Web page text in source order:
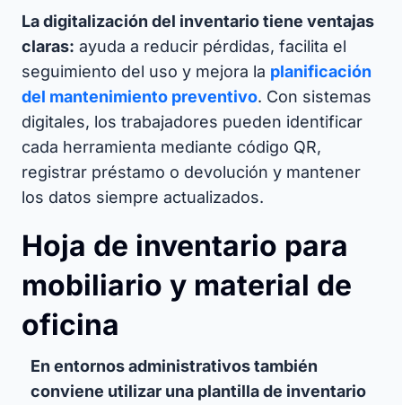
La digitalización del inventario tiene ventajas
claras: ayuda a reducir pérdidas, facilita el
seguimiento del uso y mejora la planificación
del mantenimiento preventivo. Con sistemas
digitales, los trabajadores pueden identificar
cada herramienta mediante código QR,
registrar préstamo o devolución y mantener
los datos siempre actualizados.
Hoja de inventario para
mobiliario y material de
oficina
En entornos administrativos también
conviene utilizar una plantilla de inventario